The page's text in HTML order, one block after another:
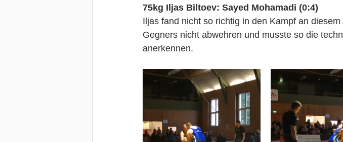
75kg Iljas Biltoev: Sayed Mohamadi (0:4)
Iljas fand nicht so richtig in den Kampf an
Gegners nicht abwehren und musste so die
anerkennen.